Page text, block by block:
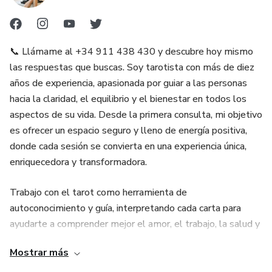
prosperidad**.
* Experiencia mística combinada con asesoramiento
práctico.
🔮 **Invitación final**
No dejes que las dudas dominen tu camino. Llama ahora al
📞 +34 911 438 430 y accede a un **tarot económico,
fiable y con respuestas precisas**, donde cada carta, cada
ritual y cada intuición se une para guiar tu destino. Tu
**futuro se revela hoy**, con claridad y energía positiva.
📌 **Tu camino espiritual comienza aquí**: descubre los
secretos de los **arcanos, la videncia y la canalización
energética** en una experiencia única y transformadora.
📞 Llámame al +34 911 438 430 y descubre hoy mismo
las respuestas que buscas. Soy tarotista con más de diez
años de experiencia, apasionada por guiar a las personas
hacia la claridad, el equilibrio y el bienestar en todos los
aspectos de su vida. Desde la primera consulta, mi objetivo
es ofrecer un espacio seguro y lleno de energía positiva,
donde cada sesión se convierta en una experiencia única,
enriquecedora y transformadora.
Trabajo con el tarot como herramienta de
autoconocimiento y guía, interpretando cada carta para
ayudarte a comprender mejor el amor, el trabajo, la salud y
sensibilidad y experiencia, asegurando lecturas precisas y
Mostrar más